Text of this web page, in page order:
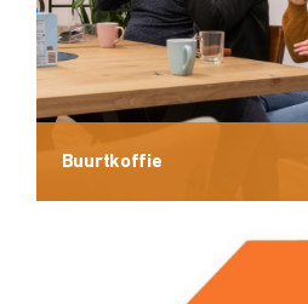
Buurtkoffie